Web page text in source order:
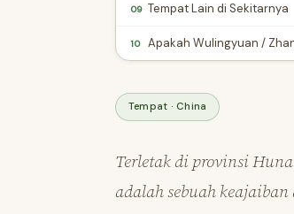
09 Tempat Lain di Sekitarnya
10 Apakah Wulingyuan /
Tempat · China
Terletak di provinsi
adalah sebuah